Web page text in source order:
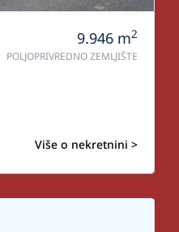
9.946 m2
POLJOPRIVREDNO ZEMLJIŠTE
Više o nekretnini >